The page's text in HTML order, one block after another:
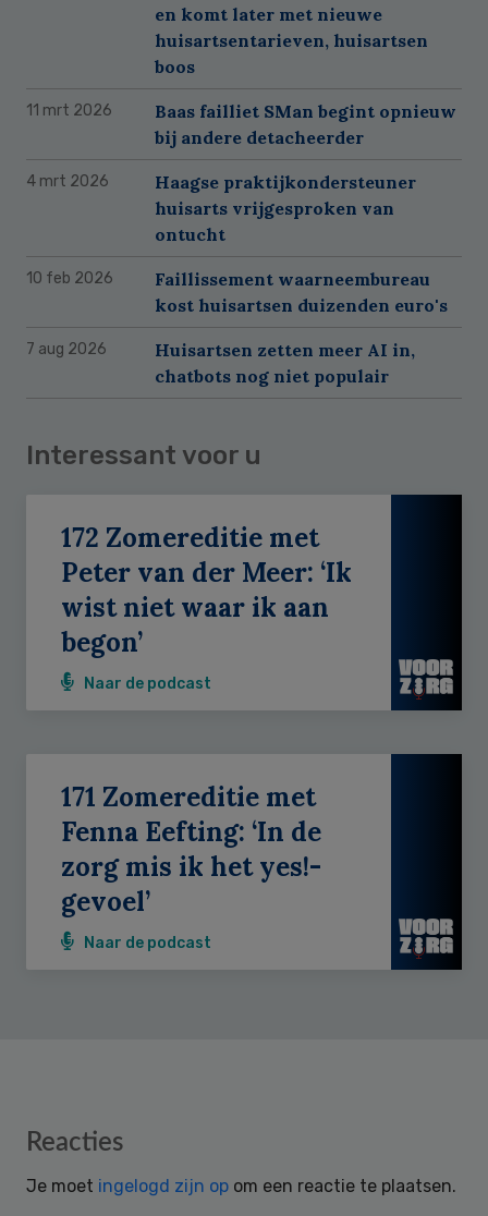
en komt later met nieuwe
huisartsentarieven, huisartsen
boos
11 mrt 2026
Baas failliet SMan begint opnieuw
bij andere detacheerder
4 mrt 2026
Haagse praktijkondersteuner
huisarts vrijgesproken van
ontucht
10 feb 2026
Faillissement waarneembureau
kost huisartsen duizenden euro's
7 aug 2026
Huisartsen zetten meer AI in,
chatbots nog niet populair
Interessant voor u
172 Zomereditie met
Peter van der Meer: ‘Ik
wist niet waar ik aan
begon’
Naar de podcast
171 Zomereditie met
Fenna Eefting: ‘In de
zorg mis ik het yes!-
gevoel’
Naar de podcast
Reader
Reacties
Je moet ingelogd zijn op om een reactie te plaatsen.